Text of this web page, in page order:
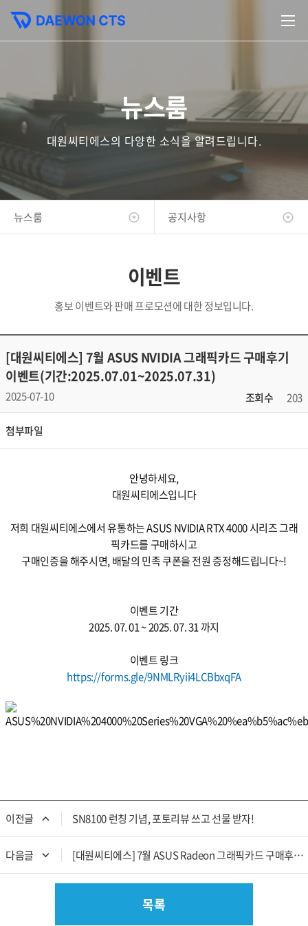
뉴스룸
대원씨티에스의 다양한 소식을 알려드립니다.
뉴스룸 공지사항
이벤트
홍보 이벤트와 판매 프로모션에 대한 정보입니다.
[대원씨티에스] 7월 ASUS NVIDIA 그래픽카드 구매후기
이벤트(기간:2025.07.01~2025.07.31)
2025-07-10
첨부파일
조회수 203
안녕하세요,
대원씨티에스입니다
저희 대원씨티에스에서 유통하는 ASUS NVIDIA RTX 4000 시리즈 그래
픽카드를 구매하시고
구매인증을 해주시면, 배달의 민족 쿠폰을 전원 증정해드립니다~!
이벤트 기간
2025. 07. 01 ~ 2025. 07. 31 까지
이벤트 링크
https://forms.gle/9NMLRyii4LCBbxqFA
목록
이전글 SN8100 런칭 기념, 포토리뷰 쓰고 선물 받자!
다음글 [대원씨티에스] 7월 ASUS Radeon 그래픽카드 구매후기 이벤트(기간:2025.07.01~2025.07.31)